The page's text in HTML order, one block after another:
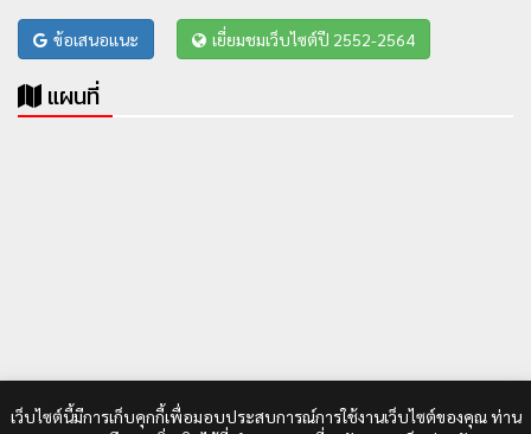
ข้อเสนอแนะ เยี่ยมชมเว็บไซต์ปี 2552-2564
แผนที่
เว็บไซต์นี้มีการเก็บคุกกี้เพื่อมอบประสบการณ์การใช้งานเว็บไซต์ของคุณ ท่าน